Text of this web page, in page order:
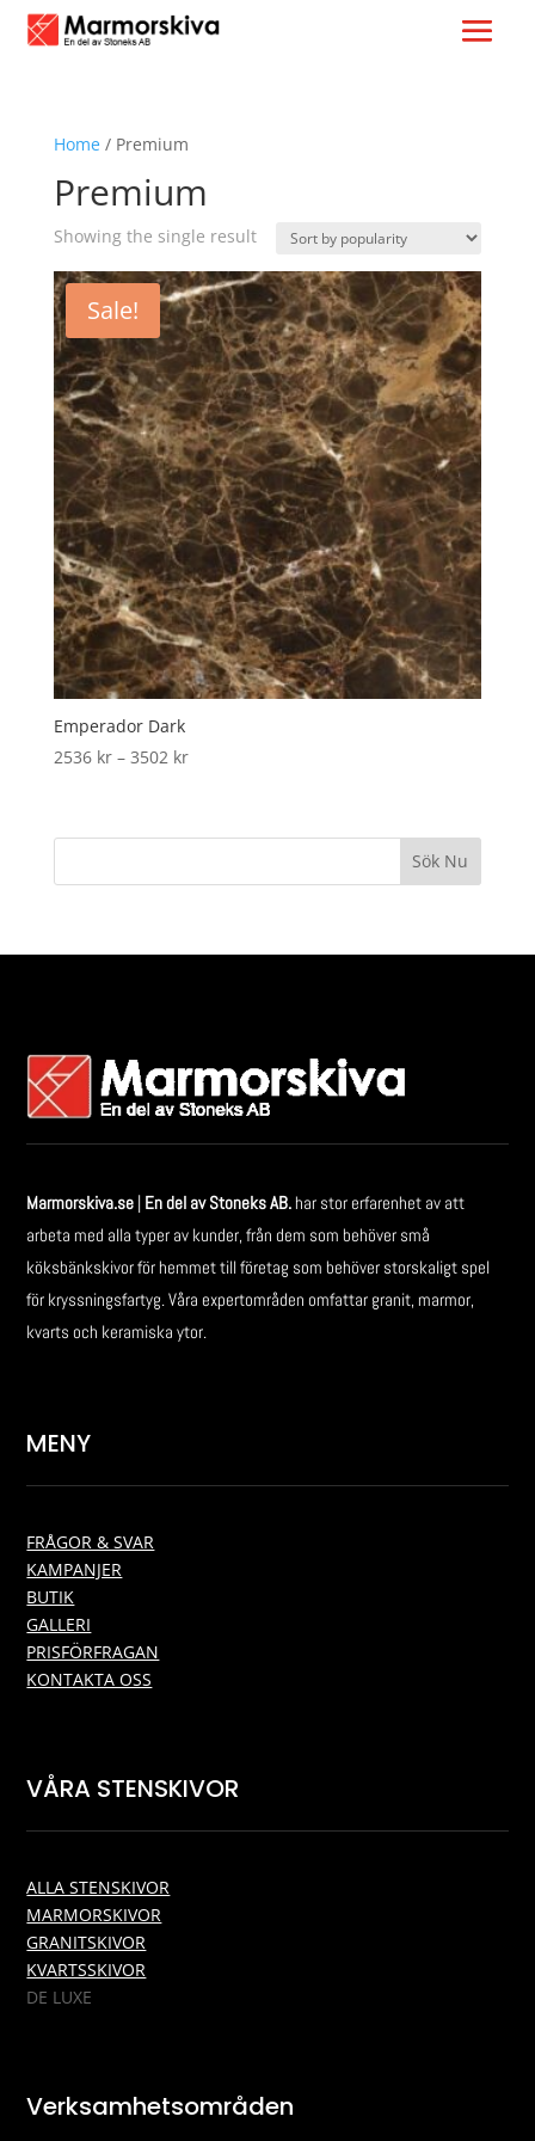
Home/ Premium
Premium
Showing the single result
Sale!
Emperador Dark
2536 kr – 3502 krPrice
through
Sök Nu
Marmorskiva.se | En del av Stoneks AB.har stor erfarenhet av att
arbeta med alla typer av kunder, från dem som behöver små
köksbänkskivor för hemmet till företag som behöver storskaligt spel
för kryssningsfartyg. Våra expertområden omfattar granit, marmor,
kvarts och keramiska ytor.
MENY
FRÅGOR & SVAR
KAMPANJER
BUTIK
GALLERI
PRISFÖRFRAGAN
KONTAKTA OSS
VÅRA STENSKIVOR
ALLA STENSKIVOR
MARMORSKIVOR
GRANITSKIVOR
KVARTSSKIVOR
DE LUXE
Verksamhetsområden